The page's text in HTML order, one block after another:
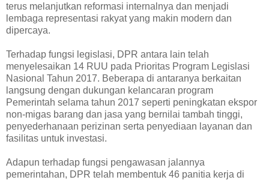
terus melanjutkan reformasi internalnya dan menjadi
lembaga representasi rakyat yang makin modern dan
dipercaya.
Terhadap fungsi legislasi, DPR antara lain telah
menyelesaikan 14 RUU pada Prioritas Program Legislasi
Nasional Tahun 2017. Beberapa di antaranya berkaitan
langsung dengan dukungan kelancaran program
Pemerintah selama tahun 2017 seperti peningkatan ekspor
non-migas barang dan jasa yang bernilai tambah tinggi,
penyederhanaan perizinan serta penyediaan layanan dan
fasilitas untuk investasi.
Adapun terhadap fungsi pengawasan jalannya
pemerintahan, DPR telah membentuk 46 panitia kerja di